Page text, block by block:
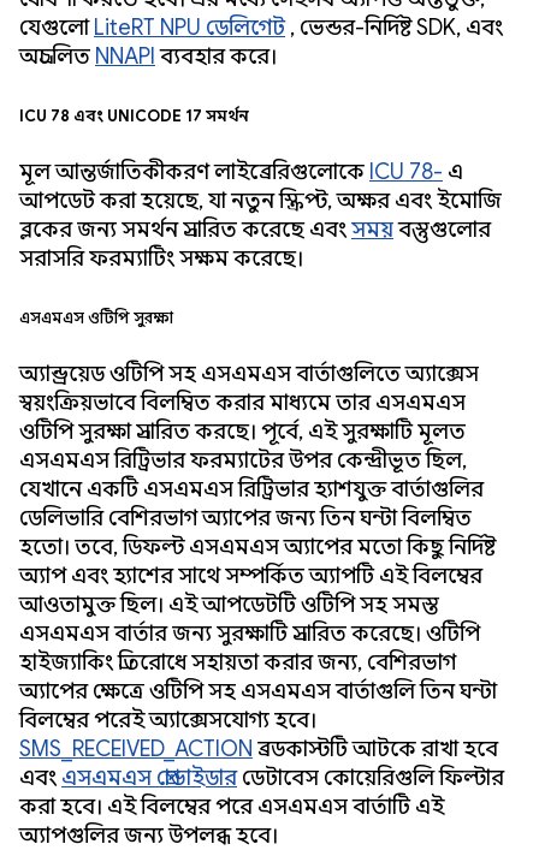
যেগুলো LiteRT NPU ডেলিগেট, ভেন্ডর-নির্দিষ্ট SDK, এবং
অপ্রচলিত NNAPI ব্যবহার করে।
ICU 78 এবং Unicode 17 সমর্থন
মূল আন্তর্জাতিকীকরণ লাইব্রেরিগুলোকে ICU 78- এ
আপডেট করা হয়েছে, যা নতুন স্ক্রিপ্ট, অক্ষর এবং ইমোজি
ব্লকের জন্য সমর্থন প্রসারিত করেছে এবংসময়বস্তুগুলোর
সরাসরি ফরম্যাটিং সক্ষম করেছে।
এসএমএস ওটিপি সুরক্ষা
অ্যান্ড্রয়েড ওটিপি সহ এসএমএস বার্তাগুলিতে অ্যাক্সেস
স্বয়ংক্রিয়ভাবে বিলম্বিত করার মাধ্যমে তার এসএমএস
ওটিপি সুরক্ষা প্রসারিত করছে। পূর্বে, এই সুরক্ষাটি মূলত
এসএমএস রিট্রিভার ফরম্যাটের উপর কেন্দ্রীভূত ছিল,
যেখানে একটি এসএমএস রিট্রিভার হ্যাশযুক্ত বার্তাগুলির
ডেলিভারি বেশিরভাগ অ্যাপের জন্য তিন ঘন্টা বিলম্বিত
হতো। তবে, ডিফল্ট এসএমএস অ্যাপের মতো কিছু নির্দিষ্ট
অ্যাপ এবং হ্যাশের সাথে সম্পর্কিত অ্যাপটি এই বিলম্বের
আওতামুক্ত ছিল। এই আপডেটটি ওটিপি সহ সমস্ত
এসএমএস বার্তার জন্য সুরক্ষাটি প্রসারিত করেছে। ওটিপি
হাইজ্যাকিং প্রতিরোধে সহায়তা করার জন্য, বেশিরভাগ
অ্যাপের ক্ষেত্রে ওটিপি সহ এসএমএস বার্তাগুলি তিন ঘন্টা
বিলম্বের পরেই অ্যাক্সেসযোগ্য হবে।
SMS_RECEIVED_ACTION ব্রডকাস্টটি আটকে রাখা হবে
এবং এসএমএস প্রোভাইডারডেটাবেস কোয়েরিগুলি ফিল্টার
করা হবে। এই বিলম্বের পরে এসএমএস বার্তাটি এই
অ্যাপগুলির জন্য উপলব্ধ হবে।